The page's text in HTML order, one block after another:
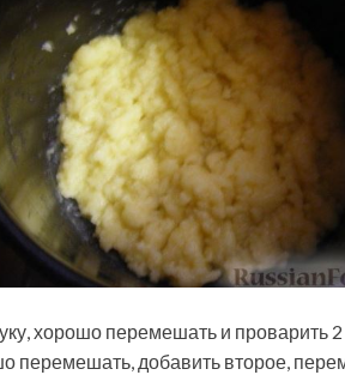
хорошо перемешать и проварить
перемешать, добавить второе,